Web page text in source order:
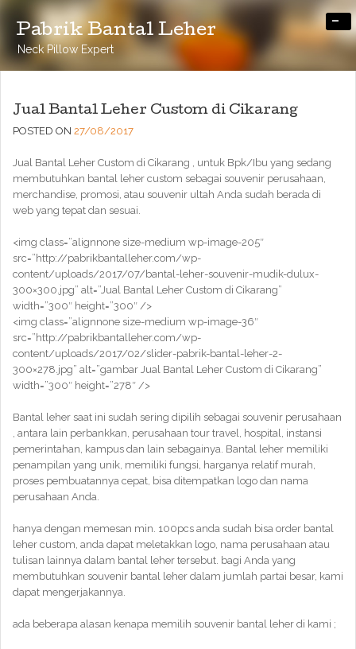
Pabrik Bantal Leher
Neck Pillow Expert
-
Jual Bantal Leher Custom di Cikarang
POSTED ON 27/08/2017
Jual Bantal Leher Custom di Cikarang , untuk Bpk/Ibu yang sedang
membutuhkan bantal leher custom sebagai souvenir perusahaan,
merchandise, promosi, atau souvenir ultah Anda sudah berada di
web yang tepat dan sesuai.
<img class=”alignnone size-medium wp-image-205″
src=”http://pabrikbantalleher.com/wp-
content/uploads/2017/07/bantal-leher-souvenir-mudik-dulux-
300×300.jpg” alt=”Jual Bantal Leher Custom di Cikarang”
width=”300″ height=”300″ />
<img class=”alignnone size-medium wp-image-36″
src=”http://pabrikbantalleher.com/wp-
content/uploads/2017/02/slider-pabrik-bantal-leher-2-
300×278.jpg” alt=”gambar Jual Bantal Leher Custom di Cikarang”
width=”300″ height=”278″ />
Bantal leher saat ini sudah sering dipilih sebagai souvenir perusahaan
, antara lain perbankkan, perusahaan tour travel, hospital, instansi
pemerintahan, kampus dan lain sebagainya. Bantal leher memiliki
penampilan yang unik, memiliki fungsi, harganya relatif murah,
proses pembuatannya cepat, bisa ditempatkan logo dan nama
perusahaan Anda.
hanya dengan memesan min. 100pcs anda sudah bisa order bantal
leher custom, anda dapat meletakkan logo, nama perusahaan atau
tulisan lainnya dalam bantal leher tersebut. bagi Anda yang
membutuhkan souvenir bantal leher dalam jumlah partai besar, kami
dapat mengerjakannya.
ada beberapa alasan kenapa memilih souvenir bantal leher di kami ;